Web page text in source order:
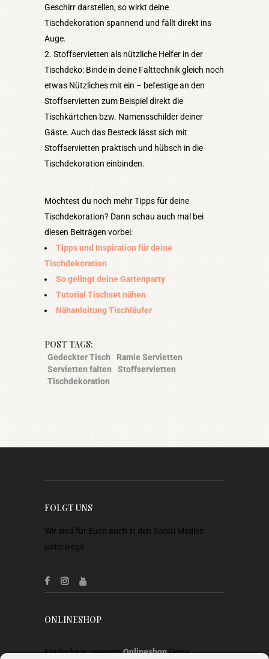
Geschirr darstellen, so wirkt deine
Tischdekoration spannend und fällt direkt ins
Auge.
Stoffservietten als nützliche Helfer in der
Tischdeko: Binde in deine Falttechnik gleich noch
etwas Nützliches mit ein – befestige an den
Stoffservietten zum Beispiel direkt die
Tischkärtchen bzw. Namensschilder deiner
Gäste. Auch das Besteck lässt sich mit
Stoffservietten praktisch und hübsch in die
Tischdekoration einbinden.
Möchtest du noch mehr Tipps für deine
Tischdekoration? Dann schau auch mal bei
diesen Beiträgen vorbei:
Tipps und Inspiration für deine
Tischdekoration
So gelingt deine Gartenparty
Tutorial Tischset nähen
Nähanleitung Tischläufer
POST TAGS:
Gedeckter Tisch
Ramie Servietten
Servietten falten
Stoffservietten
Tischdekoration
FOLGT UNS
Wir sind für Euch auch in den Social Medien
unterwegs
ONLINESHOP
Entdecke in unseremOnlineshopDeine